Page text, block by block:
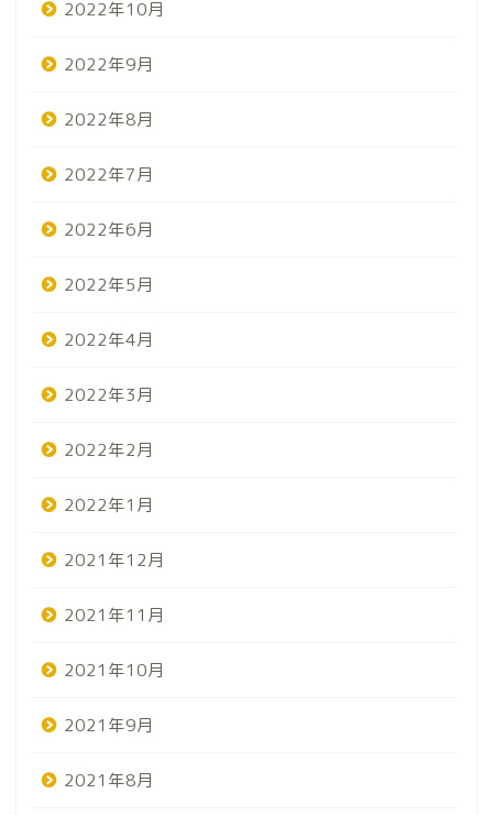
2022年10月
2022年9月
2022年8月
2022年7月
2022年6月
2022年5月
2022年4月
2022年3月
2022年2月
2022年1月
2021年12月
2021年11月
2021年10月
2021年9月
2021年8月